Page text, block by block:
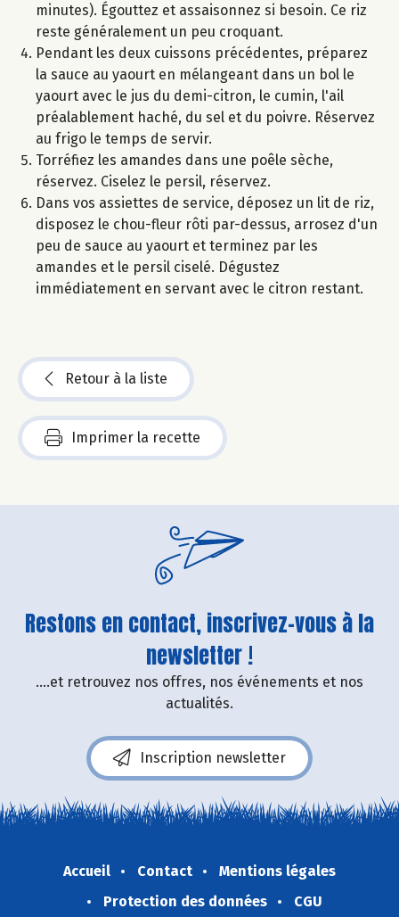
minutes). Égouttez et assaisonnez si besoin. Ce riz
reste généralement un peu croquant.
Pendant les deux cuissons précédentes, préparez
la sauce au yaourt en mélangeant dans un bol le
yaourt avec le jus du demi-citron, le cumin, l'ail
préalablement haché, du sel et du poivre. Réservez
au frigo le temps de servir.
Torréfiez les amandes dans une poêle sèche,
réservez. Ciselez le persil, réservez.
Dans vos assiettes de service, déposez un lit de riz,
disposez le chou-fleur rôti par-dessus, arrosez d'un
peu de sauce au yaourt et terminez par les
amandes et le persil ciselé. Dégustez
immédiatement en servant avec le citron restant.
Retour à la liste
Imprimer la recette
Restons en contact, inscrivez-vous à la
newsletter !
....et retrouvez nos offres, nos événements et nos
actualités.
Inscription newsletter
Accueil Contact
Mentions légales
Protection des données
CGU